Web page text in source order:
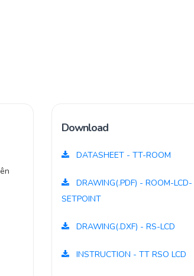
Download
DATASHEET - TT-ROOM
DRAWING(.PDF) - ROOM-LCD-
SETPOINT
DRAWING(.DXF) - RS-LCD
INSTRUCTION - TT RSO LCD